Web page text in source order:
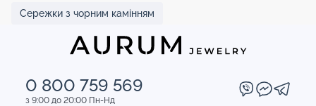
Сережки з чорним камінням
0 800 759 569
з 9:00 до 20:00 Пн-Нд